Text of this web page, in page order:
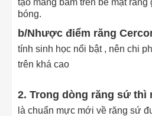
bóng.
b/Nhược điểm răng
tính sinh học nổi bật , nên chi
trên khá cao
2. Trong dòng răng sứ thì
là chuẩn mực mới về răng sứ